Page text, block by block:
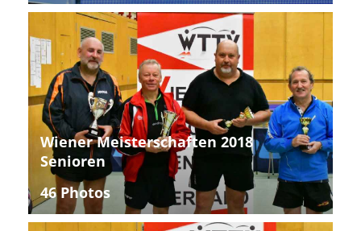
Wiener Meisterschaften 2018
Senioren
46 Photos